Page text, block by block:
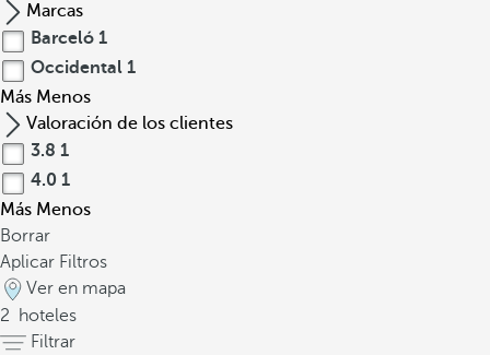
Marcas
Barceló 1
Occidental 1
Más Menos
Valoración de los clientes
3.8 1
4.0 1
Más Menos
Borrar
Aplicar Filtros
Ver en mapa
2
hoteles
Filtrar